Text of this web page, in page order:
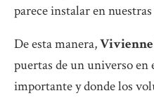
parece instalar en
De esta manera,
puertas de un universo en
importante y donde los